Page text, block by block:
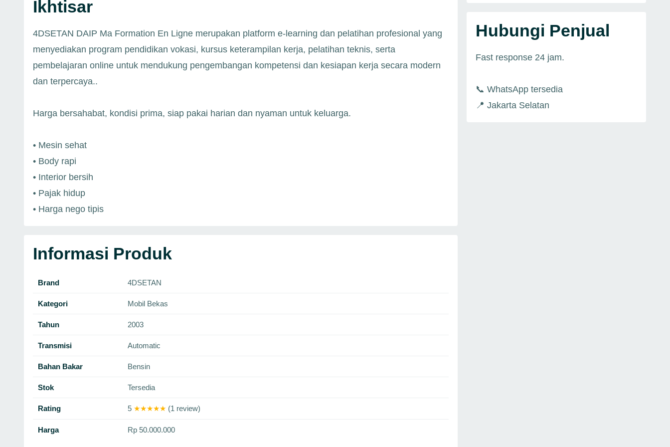
Ikhtisar
4DSETAN DAIP Ma Formation En Ligne merupakan platform e-learning dan pelatihan profesional yang
menyediakan program pendidikan vokasi, kursus keterampilan kerja, pelatihan teknis, serta
pembelajaran online untuk mendukung pengembangan kompetensi dan kesiapan kerja secara modern
dan terpercaya..
Harga bersahabat, kondisi prima, siap pakai harian dan nyaman untuk keluarga.
• Mesin sehat
• Body rapi
• Interior bersih
• Pajak hidup
• Harga nego tipis
Informasi Produk
Brand 4DSETAN
Kategori Mobil Bekas
Tahun 2003
Transmisi Automatic
Bahan Bakar Bensin
Stok Tersedia
Rating 5 ★★★★★ (1 review)
Harga Rp 50.000.000
Hubungi Penjual
Fast response 24 jam.
📞 WhatsApp tersedia
📍 Jakarta Selatan